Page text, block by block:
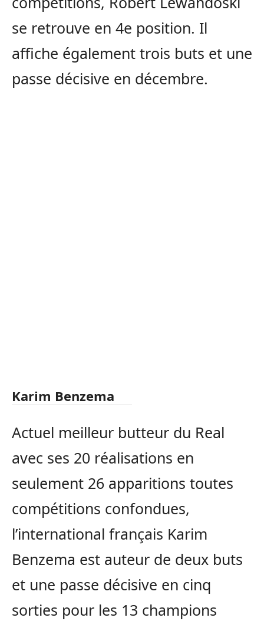
se retrouve en 4e position. Il
affiche également trois buts et une
passe décisive en décembre.
Karim Benzema
Actuel meilleur butteur du Real
avec ses 20 réalisations en
seulement 26 apparitions toutes
compétitions confondues,
l’international français Karim
Benzema est auteur de deux buts
et une passe décisive en cinq
sorties pour les 13 champions